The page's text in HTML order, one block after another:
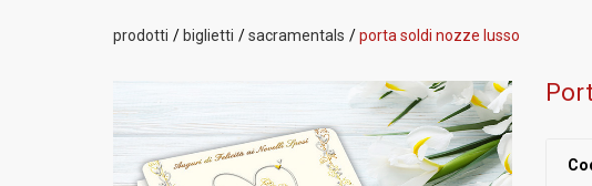
prodotti biglietti sacramentals porta soldi nozze lusso